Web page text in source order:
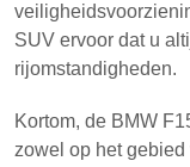
SUV ervoor dat u
rijomstandigheden.
Kortom, de BMW
zowel op het